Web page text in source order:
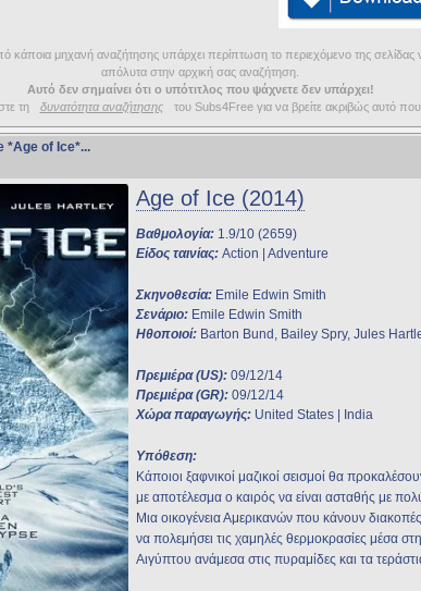
κάποια μηχανή αναζήτησης υπάρχει περίπτωση το περιεχόμενο της σελίδας
απόλυτα στην αρχική σας αναζήτηση.
Αυτό δεν σημαίνει ότι ο υπότιτλος που ψάχνετε δεν υπάρχει!
τη
δυνατότητα αναζήτησης του Subs4Free για να βρείτε ακριβώς αυτό που
*Age of Ice*...
Age of Ice (2014)
Βαθμολογία: 1.9/10 (2659)
Είδος ταινίας: Action | Adventure
Σκηνοθεσία: Emile Edwin Smith
Σενάριο: Emile Edwin Smith
Ηθοποιοί: Barton Bund, Bailey Spry, Jules
Πρεμιέρα (US): 09/12/14
Πρεμιέρα (GR): 09/12/14
Χώρα παραγωγής: United States | India
Υπόθεση:
Κάποιοι ξαφνικοί μαζικοί σεισμοί θα
με αποτέλεσμα ο καιρός να είναι ασταθής με
Μια οικογένεια Αμερικανών που κάνουν
να πολεμήσει τις χαμηλές θερμοκρασίες μέσα
Αιγύπτου ανάμεσα στις πυραμίδες και τα